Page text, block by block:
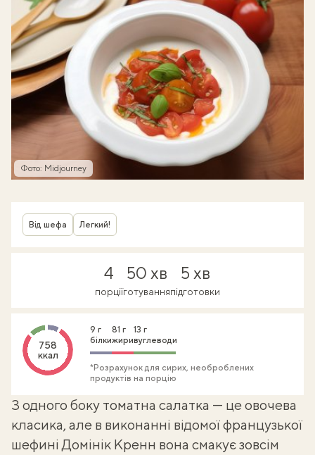
Фото: Midjourney
Від шефа Легкий!
4
порції
50 хв
готування
5 хв
підготовки
758
ккал
9 г
білки
81 г
жири
13 г
вуглеводи
*Розрахунок для сирих, необроблених
продуктів на порцію
З одного боку томатна салатка — це овочева
класика, але в виконанні відомої французької
шефині Домінік Кренн вона смакує зовсім